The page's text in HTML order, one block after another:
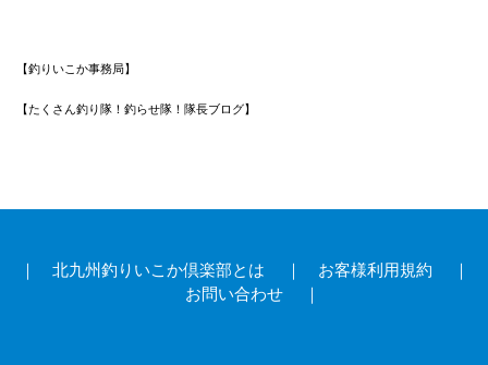
【釣りいこか事務局】
【たくさん釣り隊！釣らせ隊！隊長ブログ】
｜ 北九州釣りいこか倶楽部とは ｜ お客様利用規約
｜
お問い合わせ
｜